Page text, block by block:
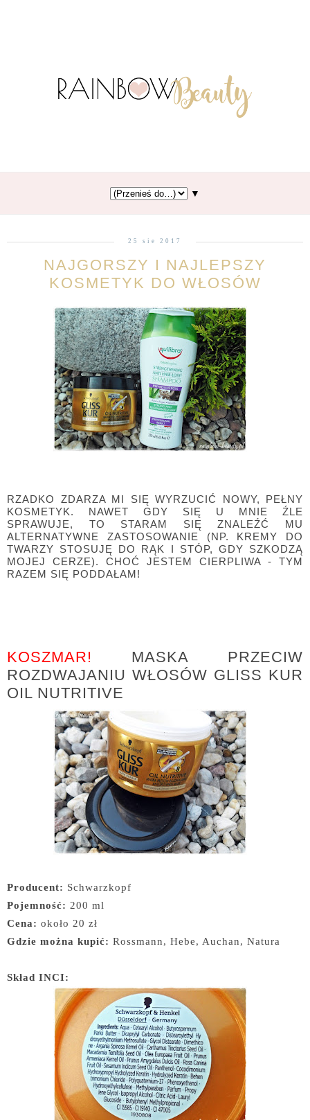
▼
25 sie 2017
NAJGORSZY I NAJLEPSZY
KOSMETYK DO WŁOSÓW
RZADKO ZDARZA MI SIĘ WYRZUCIĆ NOWY, PEŁNY
KOSMETYK. NAWET GDY SIĘ U MNIE ŹLE
SPRAWUJE, TO STARAM SIĘ ZNALEŹĆ MU
ALTERNATYWNE ZASTOSOWANIE (NP. KREMY DO
TWARZY STOSUJĘ DO RĄK I STÓP, GDY SZKODZĄ
MOJEJ CERZE). CHOĆ JESTEM CIERPLIWA - TYM
RAZEM SIĘ PODDAŁAM!
KOSZMAR! MASKA PRZECIW
ROZDWAJANIU WŁOSÓW GLISS KUR
OIL NUTRITIVE
Producent: Schwarzkopf
Pojemność: 200 ml
Cena: około 20 zł
Gdzie można kupić: Rossmann, Hebe, Auchan, Natura
Skład INCI: